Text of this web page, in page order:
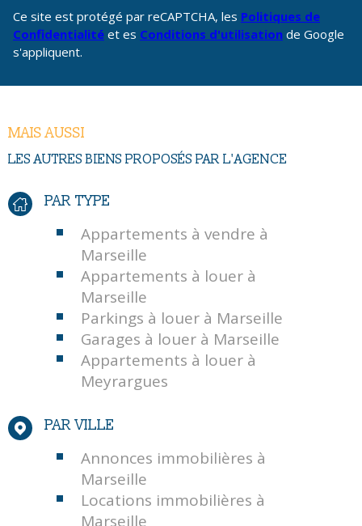
Ce site est protégé par reCAPTCHA, les Politiques de
Confidentialité et es Conditions d'utilisation de Google
s'appliquent.
MAIS AUSSI
LES AUTRES BIENS PROPOSÉS PAR L'AGENCE
PAR TYPE
Appartements à vendre à
Marseille
Appartements à louer à
Marseille
Parkings à louer à Marseille
Garages à louer à Marseille
Appartements à louer à
Meyrargues
PAR VILLE
Annonces immobilières à
Marseille
Locations immobilières à
Marseille